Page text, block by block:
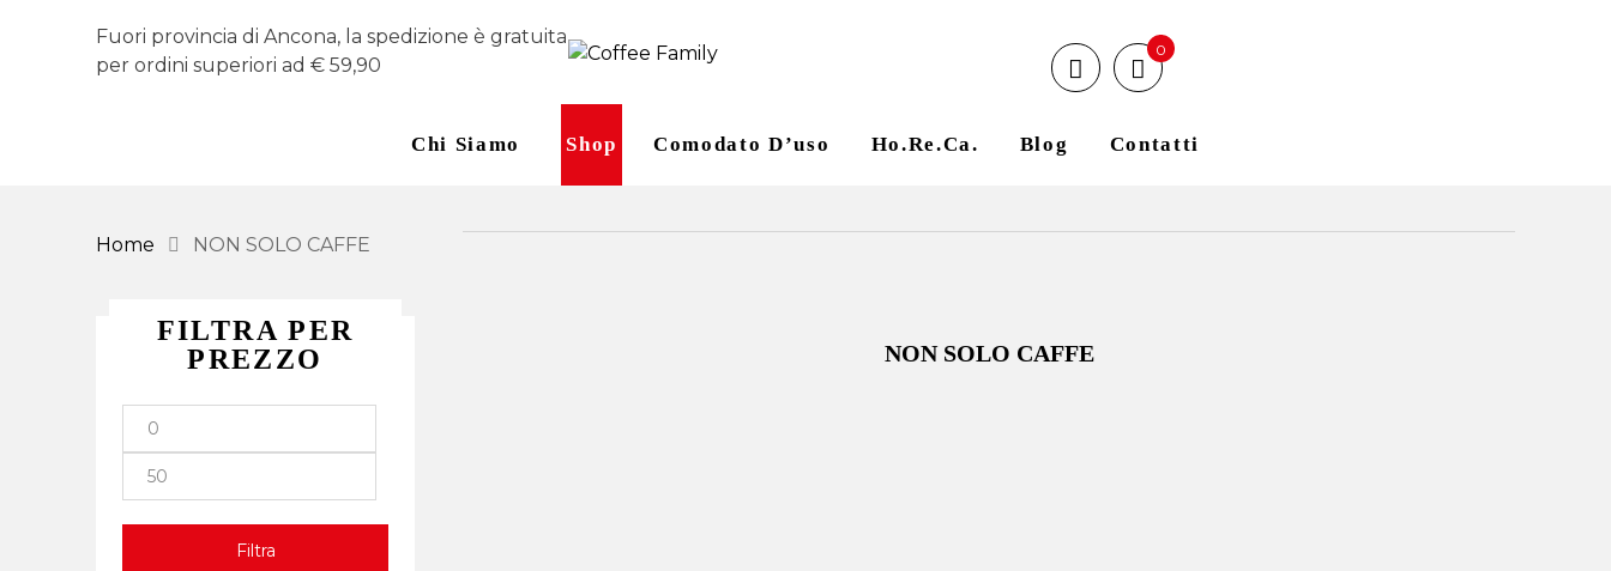
Fuori provincia di Ancona, la spedizione è gratuita
per ordini superiori ad € 59,90
0
Chi Siamo Shop Comodato D’uso Ho.re.ca. Blog Contatti
Home NON SOLO CAFFE
NON SOLO CAFFE
FILTRA PER
PREZZO
Prezzo
Min
Filtra